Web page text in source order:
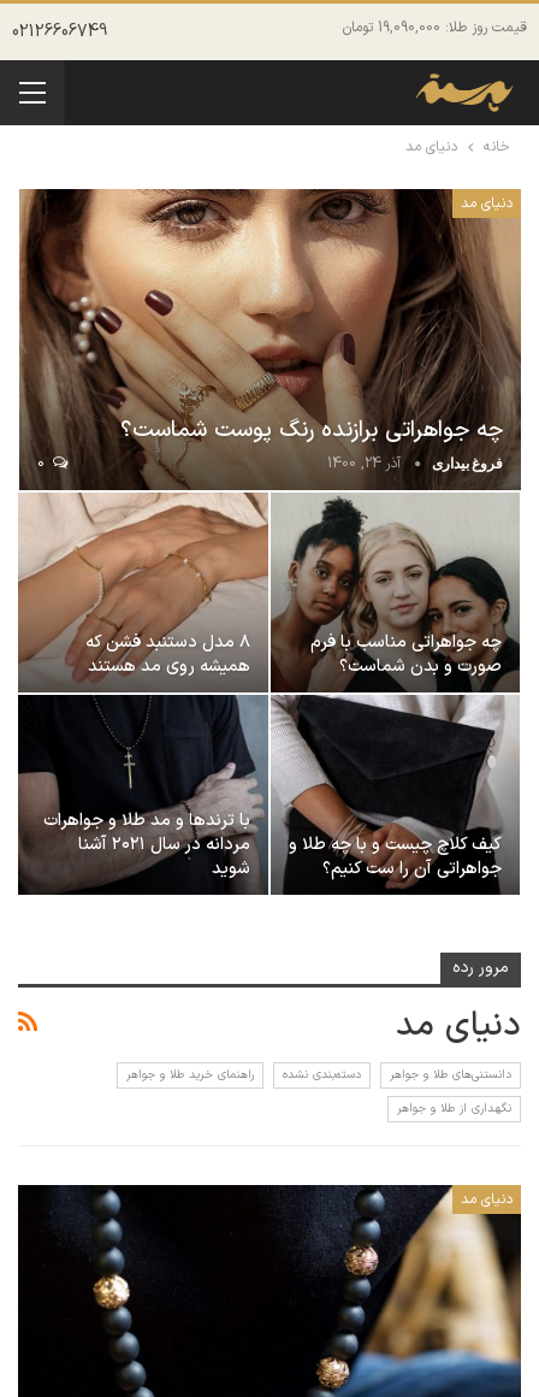
قیمت روز طلا: 19,090,000 تومان 02126606749
خانه دنیای مد
دنیای مد
چه جواهراتی برازنده رنگ پوست شماست؟
فروغ بیداری آذر 24, 1400
چه جواهراتی مناسب با فرم
صورت و بدن شماست؟
۸ مدل دستنبد‌ فشن که
همیشه روی مد هستند
کیف کلاچ چیست و با چه طلا و
جواهراتی آن را ست کنیم؟
با ترندها و مد طلا و جواهرات
مردانه در سال ۲۰۲۱ آشنا
شوید
مرور رده
دنیای مد
دانستنی‌های طلا و جواهر دسته‌بندی نشده
راهنمای خرید طلا و جواهر
نگهداری از طلا و جواهر
دنیای مد